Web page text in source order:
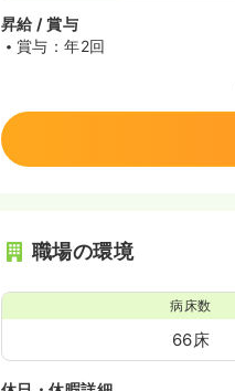
昇給 / 賞与
賞与：年2回
職場の環境
病床数
66床